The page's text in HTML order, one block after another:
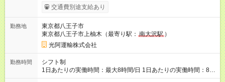
Ｋ ✅ガッツリ稼ぎたい方ＯＫ ✅自社所有アパート寮あり ✅休
みの取り方相談ＯＫ（月休日１０日以上も可） ✅免許取得支援
✅残業代は全額支給 ✅やりがいあるポジションが沢山用意ＯＫ
（未来のリーダー候補・給料アップ） ✅社内BBQの開催 【試用
期間】試用期間なし
交通費別途支給あり
勤務地
東京都八王子市
東京都八王子市上柚木（最寄り駅： 南大沢駅 ）
光阿運輸株式会社
勤務時間
シフト制
1日あたりの実働時間：最大8時間/日 1日あたりの実働時間：8時
間（休憩1時間） 配送コースによって出社時間が若干変わりま